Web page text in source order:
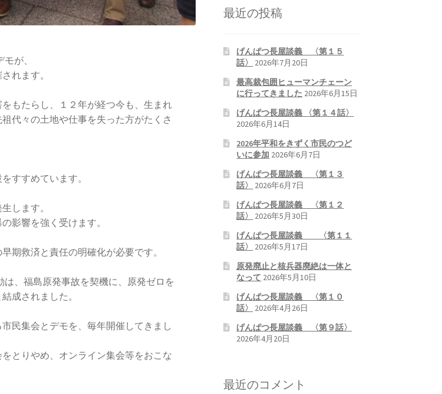
が、
れます。
もたらし、１２年が経つ今も、生まれ
代々の土地や仕事を失った方がたくさ
すすめています。
します。
影響を強く受けます。
期救済と責任の明確化が必要です。
、福島原発事故を契機に、原発ゼロを
成されました。
民集会とデモを、毎年開催してきまし
とりやめ、オンライン集会等をおこな
最近の投稿
げんぱつ長屋談義 〈第１５
話〉
2026年7月20日
最高裁包囲ヒューマンチェーン
に行ってきました 2026年6月15日
げんぱつ長屋談義 〈第１４話〉
2026年6月14日
2026年平和をきずく市民のつど
いに参加 2026年6月7日
げんぱつ長屋談義 〈第１３
話〉
2026年6月7日
げんぱつ長屋談義 〈第１２
話〉
2026年5月30日
げんぱつ長屋談義 〈第１１
話〉
2026年5月17日
原発廃止と核兵器廃絶は一体と
なって 2026年5月10日
げんぱつ長屋談義 〈第１０
話〉
2026年4月26日
げんぱつ長屋談義 〈第９話〉
2026年4月20日
最近のコメント